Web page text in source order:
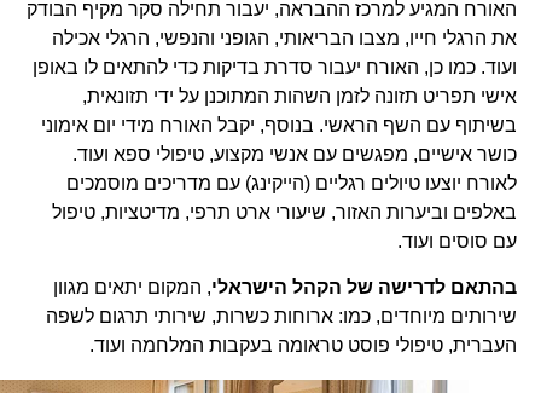
האורח המגיע למרכז ההבראה, יעבור תחילה סקר מקיף הבודק
את הרגלי חייו, מצבו הבריאותי, הגופני והנפשי, הרגלי אכילה
ועוד. כמו כן, האורח יעבור סדרת בדיקות כדי להתאים לו באופן
אישי תפריט תזונה לזמן השהות המתוכנן על ידי תזונאית,
בשיתוף עם השף הראשי. בנוסף, יקבל האורח מידי יום אימוני
כושר אישיים, מפגשים עם אנשי מקצוע, טיפולי ספא ועוד.
לאורח יוצעו טיולים רגליים (הייקינג) עם מדריכים מוסמכים
באלפים וביערות האזור, שיעורי ארט תרפי, מדיטציות, טיפול
עם סוסים ועוד.
בהתאם לדרישה של הקהל הישראלי, המקום יתאים מגוון
שירותים מיוחדים, כמו: ארוחות כשרות, שירותי תרגום לשפה
העברית, טיפולי פוסט טראומה בעקבות המלחמה ועוד.